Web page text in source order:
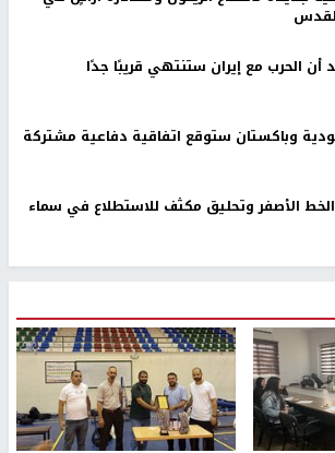
أن الحرب مع إيران ستنتهي قريبًا جدًا
وباكستان ستوقع اتفاقية دفاعية مشتركة
الأصفر وتحليق مكثف للاستطلاع في سماء